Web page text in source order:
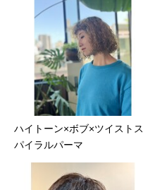
ハイトーン×ボブ×ツイストス
パイラルパーマ